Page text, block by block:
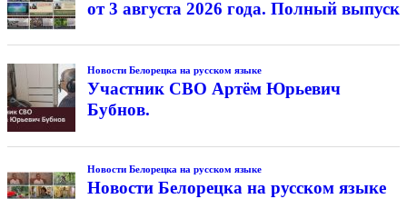
от 3 августа 2026 года. Полный выпуск
Новости Белорецка на русском языке
Участник СВО Артём Юрьевич
Бубнов.
Новости Белорецка на русском языке
Новости Белорецка на русском языке